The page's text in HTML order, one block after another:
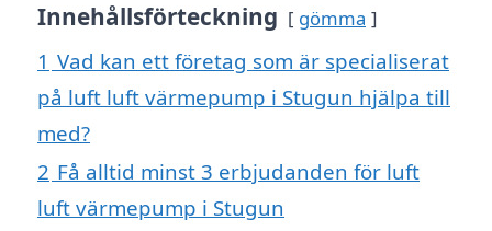
Innehållsförteckning gömma
1 Vad kan ett företag som är specialiserat
på luft luft värmepump i Stugun hjälpa till
med?
2 Få alltid minst 3 erbjudanden för luft
luft värmepump i Stugun